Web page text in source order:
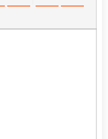
СПИСОК
МАРКИРОВАННЫЙ
ВСТАВИТЬ